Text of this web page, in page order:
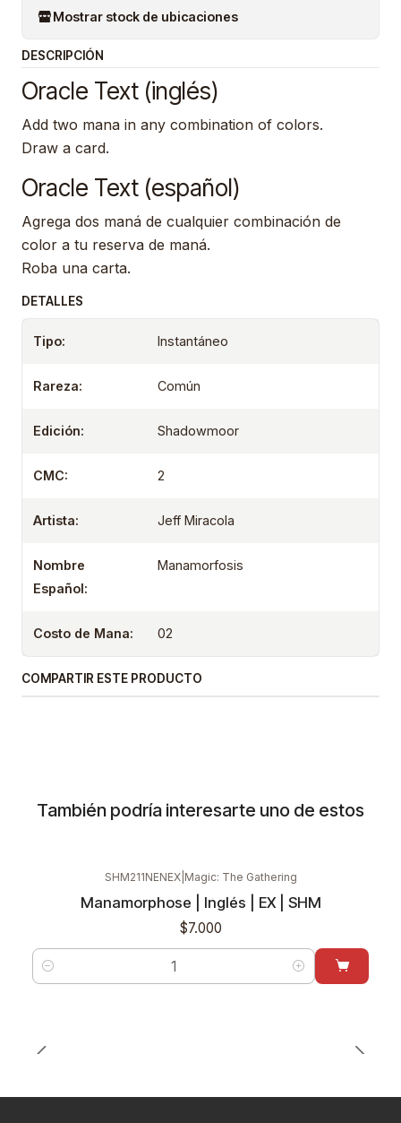
Mostrar stock de ubicaciones
DESCRIPCIÓN
Oracle Text (inglés)
Add two mana in any combination of colors.
Draw a card.
Oracle Text (español)
Agrega dos maná de cualquier combinación de
color a tu reserva de maná.
Roba una carta.
DETALLES
Tipo: Instantáneo
Rareza: Común
Edición: Shadowmoor
CMC: 2
Artista: Jeff Miracola
Nombre
Español:
Manamorfosis
Costo de Mana: 02
COMPARTIR ESTE PRODUCTO
También podría interesarte uno de estos
SHM211NENEX| Magic: The Gathering
Manamorphose | Inglés | EX | SHM
$7.000
Cantidad